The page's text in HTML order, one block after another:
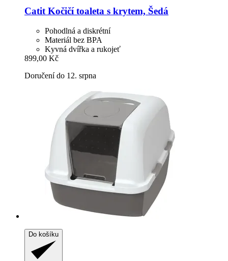
CatitKočičí toaleta s krytem, Šedá
Pohodlná a diskrétní
Materiál bez BPA
Kyvná dvířka a rukojeť
899,00 Kč
Doručení do 12. srpna
Do košíku